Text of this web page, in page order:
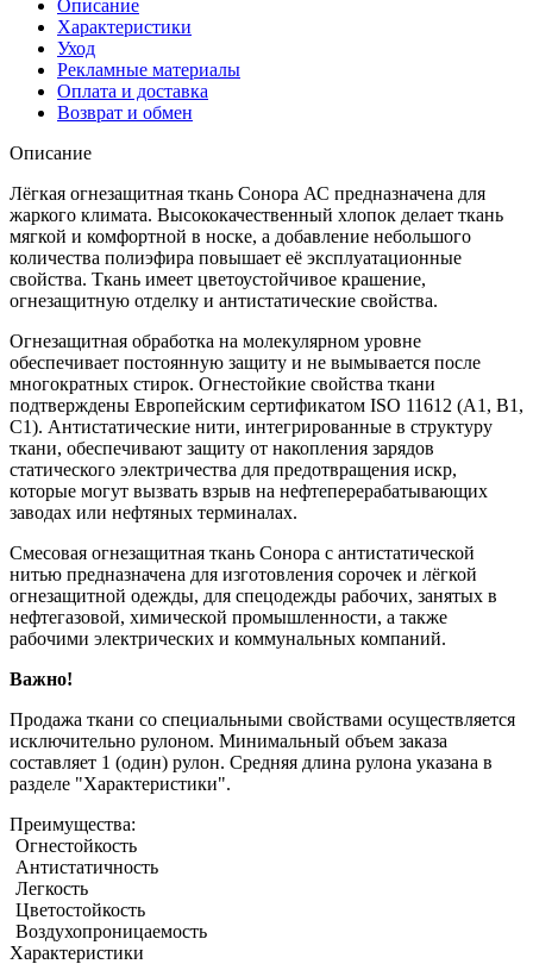
Описание
Характеристики
Уход
Рекламные материалы
Оплата и доставка
Возврат и обмен
Описание
Лёгкая огнезащитная ткань Сонора АС предназначена для
жаркого климата. Высококачественный хлопок делает ткань
мягкой и комфортной в носке, а добавление небольшого
количества полиэфира повышает её эксплуатационные
свойства. Ткань имеет цветоустойчивое крашение,
огнезащитную отделку и антистатические свойства.
Огнезащитная обработка на молекулярном уровне
обеспечивает постоянную защиту и не вымывается после
многократных стирок. Огнестойкие свойства ткани
подтверждены Европейским сертификатом ISO 11612 (A1, B1,
C1). Антистатические нити, интегрированные в структуру
ткани, обеспечивают защиту от накопления зарядов
статического электричества для предотвращения искр,
которые могут вызвать взрыв на нефтеперерабатывающих
заводах или нефтяных терминалах.
Смесовая огнезащитная ткань Сонора с антистатической
нитью предназначена для изготовления сорочек и лёгкой
огнезащитной одежды, для спецодежды рабочих, занятых в
нефтегазовой, химической промышленности, а также
рабочими электрических и коммунальных компаний.
Важно!
Продажа ткани со специальными свойствами осуществляется
исключительно рулоном. Минимальный объем заказа
составляет 1 (один) рулон. Средняя длина рулона указана в
разделе "Характеристики".
Преимущества:
Огнестойкость
Антистатичность
Легкость
Цветостойкость
Воздухопроницаемость
Характеристики